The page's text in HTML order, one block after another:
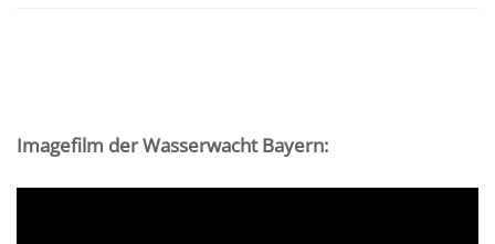
Imagefilm der Wasserwacht Bayern: